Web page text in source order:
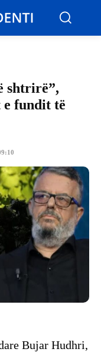
shtrirë”,
fundit të
Bujar Hudhri,